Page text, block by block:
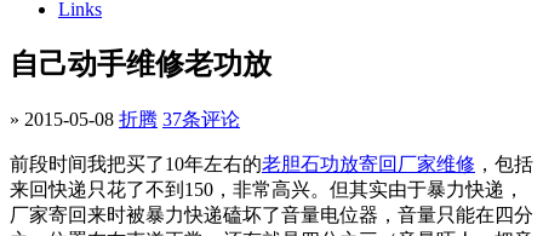
Links
自己动手维修老功放
» 2015-05-08 折腾 37条评论
前段时间我把买了10年左右的老胆石功放寄回厂家维修 ，包括
来回快递只花了不到150，非常高兴。但其实由于暴力快递，
厂家寄回来时被暴力快递磕坏了音量电位器，音量只能在四分